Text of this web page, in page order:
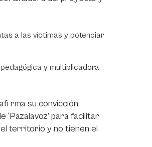
a las víctimas y potenciar
y multiplicadora
rma su convicción
para facilitar
el territorio y no tienen el